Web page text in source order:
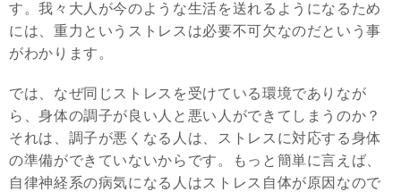
す。我々大人が今のような生活を送れるようになるため
には、重力というストレスは必要不可欠なのだという事
がわかります。
では、なぜ同じストレスを受けている環境でありなが
ら、身体の調子が良い人と悪い人ができてしまうのか？
それは、調子が悪くなる人は、ストレスに対応する身体
の準備ができていないからです。もっと簡単に言えば、
自律神経系の病気になる人はストレス自体が原因なので